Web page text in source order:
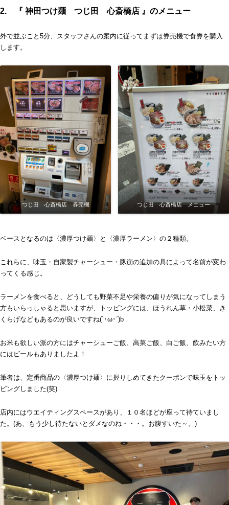
2. 『 神田つけ麺 つじ田 心斎橋店 』のメニュー
外で並ぶこと5分、スタッフさんの案内に従ってまずは券売機で食券を購入
します。
つじ田 心斎橋店 券売機 つじ田 心斎橋店 メニュー
ベースとなるのは〈濃厚つけ麺〉と〈濃厚ラーメン〉の２種類。
これらに、味玉・自家製チャーシュー・豚崩の追加の具によって名前が変わ
ってくる感じ。
ラーメンを食べると、どうしても野菜不足や栄養の偏りが気になってしまう
方もいらっしゃると思いますが、トッピングには、ほうれん草・小松菜、き
くらげなどもあるのが良いですね(`･ω･´)b
お米も欲しい派の方にはチャーシューご飯、高菜ご飯、白ご飯、飲みたい方
にはビールもありましたよ！
筆者は、定番商品の〈濃厚つけ麺〉に握りしめてきたクーポンで味玉をトッ
ピングしました(笑)
店内にはウエイティングスペースがあり、１０名ほどが座って待ていまし
た。(あ、もう少し待たないとダメなのね・・・。お腹すいた～。)